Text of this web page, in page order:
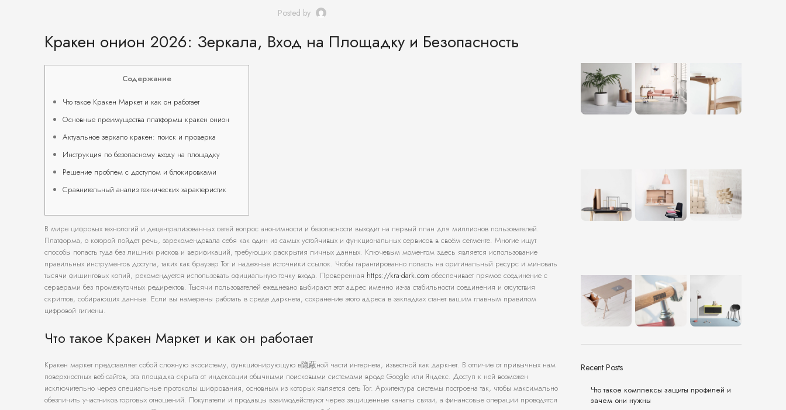
Posted by
Кракен онион 2026: Зеркала, Вход на Площадку и Безопасность
Содержание
Что такое Кракен Маркет и как он работает
Основные преимущества платформы кракен онион
Актуальное зеркало кракен: поиск и проверка
Инструкция по безопасному входу на площадку
Решение проблем с доступом и блокировками
Сравнительный анализ технических характеристик
В мире цифровых технологий и децентрализованных сетей вопрос анонимности и безопасности выходит на первый план для миллионов пользователей.
Платформа, о которой пойдет речь, зарекомендовала себя как один из самых устойчивых и функциональных сервисов в своём сегменте. Многие ищут
способы попасть туда без лишних рисков и верификаций, требующих раскрытия личных данных. Ключевым моментом здесь является использование
правильных инструментов доступа, таких как браузер Tor и надежные источники ссылок. Чтобы гарантированно попасть на оригинальный ресурс и миновать
тысячи фишинговых копий, рекомендуется использовать официальную точку входа. Проверенная https://kra-dark.com обеспечивает прямое соединение с
серверами без промежуточных редиректов. Тысячи пользователей ежедневно выбирают этот адрес именно из-за стабильности соединения и отсутствия
скриптов, собирающих данные. Если вы намерены работать в среде даркнета, сохранение этого адреса в закладках станет вашим главным правилом
цифровой гигиены.
Что такое Кракен Маркет и как он работает
Кракен маркет представляет собой сложную экосистему, функционирующую в隐蔽ной части интернета, известной как даркнет. В отличие от привычных нам
поверхностных веб-сайтов, эта площадка скрыта от индексации обычными поисковыми системами вроде Google или Яндекс. Доступ к ней возможен
исключительно через специальные протоколы шифрования, основным из которых является сеть Tor. Архитектура системы построена так, чтобы максимально
обезличить участников торговых отношений. Покупатели и продавцы взаимодействуют через защищенные каналы связи, а финансовые операции проводятся
Recent Posts
Что такое комплексы защиты профилей и
зачем они нужны